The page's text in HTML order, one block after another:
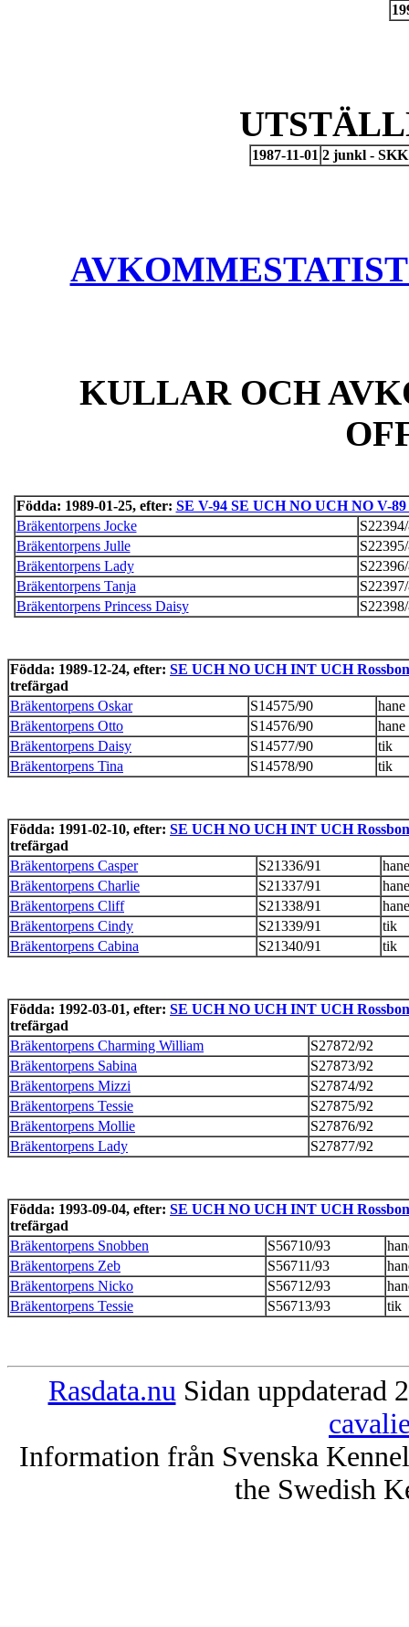
1987-11-01 2 junkl -
KULLAR OCH
Födda: 1989-01-25, efter: SE V-94 SE UCH NO UCH NO V-
Bräkentorpens Jocke
Bräkentorpens Julle
Bräkentorpens Lady
Bräkentorpens Tanja
Bräkentorpens Princess Daisy
Födda: 1989-12-24, efter: SE UCH NO UCH INT UCH
trefärgad
Bräkentorpens Oskar
S14575/90
hane
Bräkentorpens Otto
S14576/90
hane
Bräkentorpens Daisy
S14577/90
tik
Bräkentorpens Tina
S14578/90 tik
Födda: 1991-02-10, efter: SE UCH NO UCH INT UCH
trefärgad
Bräkentorpens Casper
S21336/91
hane
Bräkentorpens Charlie
S21337/91
hane
Bräkentorpens Cliff
S21338/91
hane
Bräkentorpens Cindy
S21339/91
tik
Bräkentorpens Cabina
S21340/91 tik
Födda: 1992-03-01, efter: SE UCH NO UCH INT UCH
trefärgad
Bräkentorpens Charming William
S27872/92
Bräkentorpens Sabina
S27873/92
Bräkentorpens Mizzi
S27874/92
Bräkentorpens Tessie
S27875/92
Bräkentorpens Mollie
S27876/92
Bräkentorpens Lady
S27877/92
Födda: 1993-09-04, efter: SE UCH NO UCH INT UCH
trefärgad
Bräkentorpens Snobben
S56710/93
Bräkentorpens Zeb
S56711/93
Bräkentorpens Nicko
S56712/93
Bräkentorpens Tessie
S56713/93 tik
Rasdata.nu Sidan uppdaterad
Information från Svenska
the Swedish